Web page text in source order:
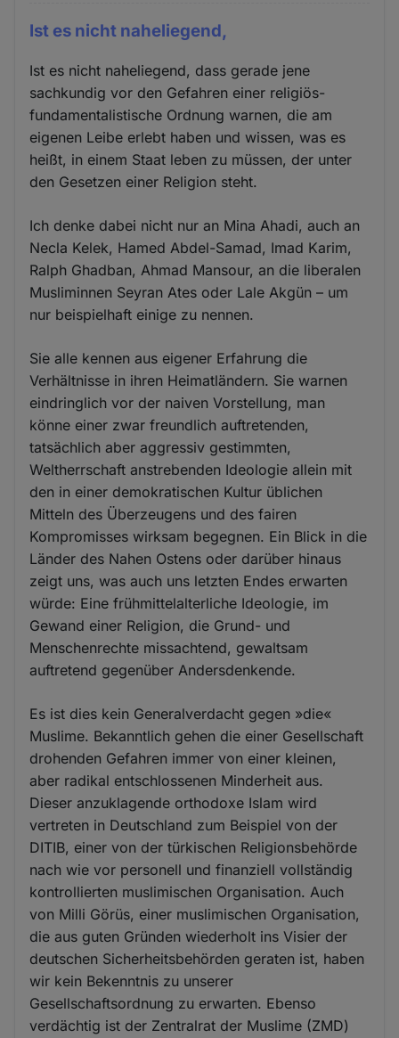
Ist es nicht naheliegend,
Ist es nicht naheliegend, dass gerade jene
sachkundig vor den Gefahren einer religiös-
fundamentalistische Ordnung warnen, die am
eigenen Leibe erlebt haben und wissen, was es
heißt, in einem Staat leben zu müssen, der unter
den Gesetzen einer Religion steht.
Ich denke dabei nicht nur an Mina Ahadi, auch an
Necla Kelek, Hamed Abdel-Samad, Imad Karim,
Ralph Ghadban, Ahmad Mansour, an die liberalen
Musliminnen Seyran Ates oder Lale Akgün – um
nur beispielhaft einige zu nennen.
Sie alle kennen aus eigener Erfahrung die
Verhältnisse in ihren Heimatländern. Sie warnen
eindringlich vor der naiven Vorstellung, man
könne einer zwar freundlich auftretenden,
tatsächlich aber aggressiv gestimmten,
Weltherrschaft anstrebenden Ideologie allein mit
den in einer demokratischen Kultur üblichen
Mitteln des Überzeugens und des fairen
Kompromisses wirksam begegnen. Ein Blick in die
Länder des Nahen Ostens oder darüber hinaus
zeigt uns, was auch uns letzten Endes erwarten
würde: Eine frühmittelalterliche Ideologie, im
Gewand einer Religion, die Grund- und
Menschenrechte missachtend, gewaltsam
auftretend gegenüber Andersdenkende.
Es ist dies kein Generalverdacht gegen »die«
Muslime. Bekanntlich gehen die einer Gesellschaft
drohenden Gefahren immer von einer kleinen,
aber radikal entschlossenen Minderheit aus.
Dieser anzuklagende orthodoxe Islam wird
vertreten in Deutschland zum Beispiel von der
DITIB, einer von der türkischen Religionsbehörde
nach wie vor personell und finanziell vollständig
kontrollierten muslimischen Organisation. Auch
von Milli Görüs, einer muslimischen Organisation,
die aus guten Gründen wiederholt ins Visier der
deutschen Sicherheitsbehörden geraten ist, haben
wir kein Bekenntnis zu unserer
Gesellschaftsordnung zu erwarten. Ebenso
verdächtig ist der Zentralrat der Muslime (ZMD)